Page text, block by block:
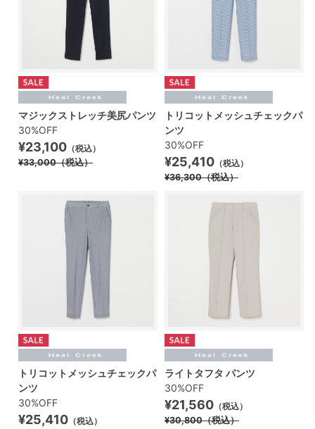
マジックストレッチ美尻パンツ
30%OFF
¥23,100 （税込）
¥33,000（税込）
トリコットメッシュチェックパ
ンツ
30%OFF
¥25,410 （税込）
¥36,300（税込）
トリコットメッシュチェックパ
ンツ
30%OFF
¥25,410 （税込）
ライトタフタ パンツ
30%OFF
¥21,560 （税込）
¥30,800（税込）